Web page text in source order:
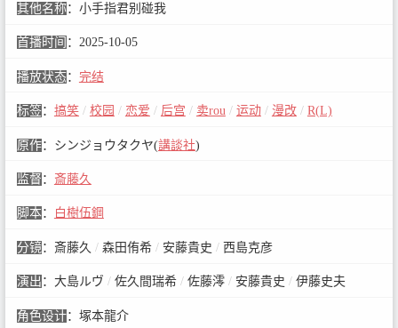
其他名称： 小手指君别碰我
首播时间 ： 2025-10-05
播放状态： 完结
标签： 搞笑 / 校园 / 恋爱 / 后宫 / 卖rou / 运动 / 漫改 / R(L)
原作： シンジョウタクヤ(講談社)
监督 ： 斎藤久
脚本： 白樹伍鋼
分镜： 斎藤久 /森田侑希 /安藤貴史 /西島克彦
演出 ： 大島ルヴ /佐久間瑞希 /佐藤澪 /安藤貴史 /伊藤史夫
角色设计： 塚本龍介